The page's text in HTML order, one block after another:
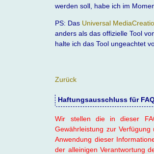
werden soll, habe ich im
PS: Das Universal
anders als das offizielle Tool
halte ich das Tool ungeachtet
Zurück
Haftungsausschluss für
Wir stellen die in dieser
Gewährleistung zur
Anwendung dieser
der alleinigen Verantwortung